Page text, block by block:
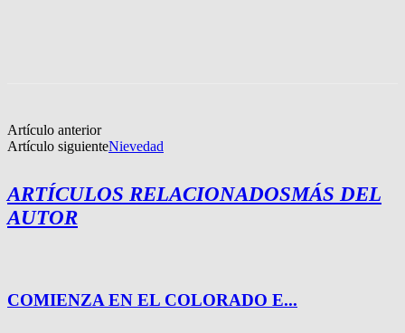
Artículo anterior
Artículo siguienteNievedad
ARTÍCULOS RELACIONADOSMÁS DEL
AUTOR
COMIENZA EN EL COLORADO E...